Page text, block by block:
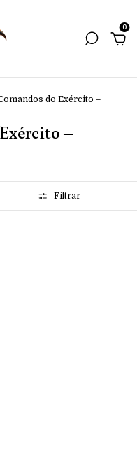
0
do Exército –
–
Filtrar